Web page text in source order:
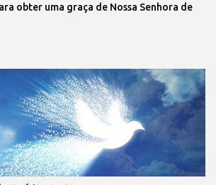
obter uma graça de Nossa Senhora de